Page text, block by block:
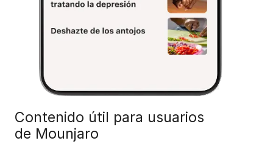
Contenido útil para usuarios
de Mounjaro